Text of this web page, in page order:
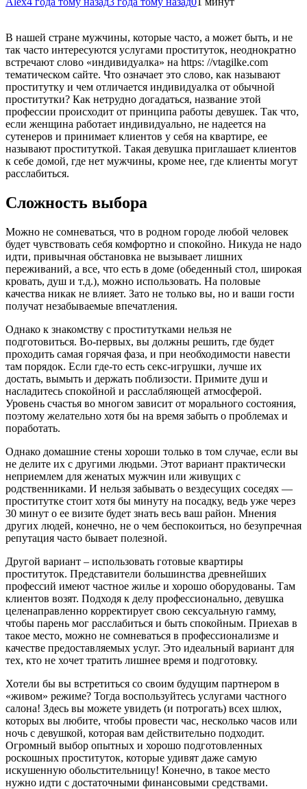
В нашей стране мужчины, которые часто, а может быть, и не
так часто интересуются услугами проституток, неоднократно
встречают слово «индивидуалка» на https: //vtagilke.com
тематическом сайте. Что означает это слово, как называют
проститутку и чем отличается индивидуалка от обычной
проститутки? Как нетрудно догадаться, название этой
профессии происходит от принципа работы девушек. Так что,
если женщина работает индивидуально, не надеется на
сутенеров и принимает клиентов у себя на квартире, ее
называют проституткой. Такая девушка приглашает клиентов
к себе домой, где нет мужчины, кроме нее, где клиенты могут
расслабиться.
Сложность выбора
Можно не сомневаться, что в родном городе любой человек
будет чувствовать себя комфортно и спокойно. Никуда не надо
идти, привычная обстановка не вызывает лишних
переживаний, а все, что есть в доме (обеденный стол, широкая
кровать, душ и т.д.), можно использовать. На половые
качества никак не влияет. Зато не только вы, но и ваши гости
получат незабываемые впечатления.
Однако к знакомству с проститутками нельзя не
подготовиться. Во-первых, вы должны решить, где будет
проходить самая горячая фаза, и при необходимости навести
там порядок. Если где-то есть секс-игрушки, лучше их
достать, вымыть и держать поблизости. Примите душ и
насладитесь спокойной и расслабляющей атмосферой.
Уровень счастья во многом зависит от морального состояния,
поэтому желательно хотя бы на время забыть о проблемах и
поработать.
Однако домашние стены хороши только в том случае, если вы
не делите их с другими людьми. Этот вариант практически
неприемлем для женатых мужчин или живущих с
родственниками. И нельзя забывать о вездесущих соседях —
проститутке стоит хотя бы минуту на посадку, ведь уже через
30 минут о ее визите будет знать весь ваш район. Мнения
других людей, конечно, не о чем беспокоиться, но безупречная
репутация часто бывает полезной.
Другой вариант – использовать готовые квартиры
проституток. Представители большинства древнейших
профессий имеют частное жилье и хорошо оборудованы. Там
клиентов возят. Подходя к делу профессионально, девушка
целенаправленно корректирует свою сексуальную гамму,
чтобы парень мог расслабиться и быть спокойным. Приехав в
такое место, можно не сомневаться в профессионализме и
качестве предоставляемых услуг. Это идеальный вариант для
тех, кто не хочет тратить лишнее время и подготовку.
Хотели бы вы встретиться со своим будущим партнером в
«живом» режиме? Тогда воспользуйтесь услугами частного
салона! Здесь вы можете увидеть (и потрогать) всех шлюх,
которых вы любите, чтобы провести час, несколько часов или
ночь с девушкой, которая вам действительно подходит.
Огромный выбор опытных и хорошо подготовленных
роскошных проституток, которые удивят даже самую
искушенную обольстительницу! Конечно, в такое место
нужно идти с достаточными финансовыми средствами.